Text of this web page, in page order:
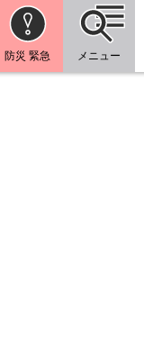
防災 緊急 メニュー